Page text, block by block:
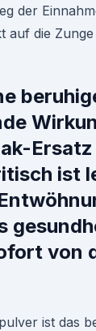
der
auf die
ist
von
ist das